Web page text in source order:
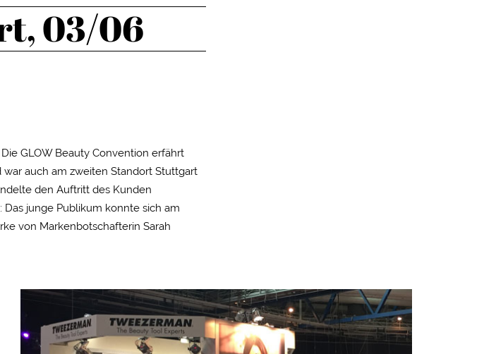
03/06
GLOW Beauty Convention erfährt
auch am zweiten Standort Stuttgart
den Auftritt des Kunden
junge Publikum konnte sich am
von Markenbotschafterin Sarah
anzeigen